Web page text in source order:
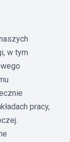
w tym
pracy,